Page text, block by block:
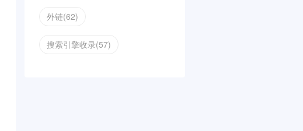
外链(62)
搜索引擎收录(57)